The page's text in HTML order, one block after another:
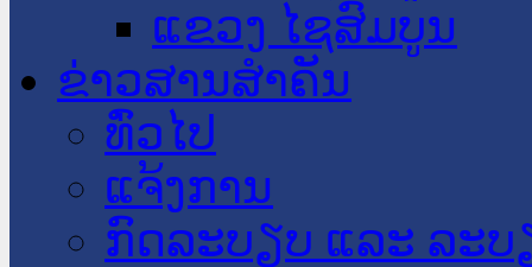
ແຂວງ ໄຊສົມບູນ
ຂ່າວສານສໍາຄັນ
​ທົ່ວ​ໄປ
ແຈ້ງການ
ກົດລະບຽບ ແລະ ລະບ